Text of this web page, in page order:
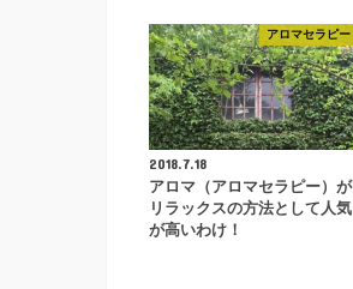
アロマセラピー
2018.7.18
アロマ（アロマセラピー）が
リラックスの方法として人気
が高いわけ！